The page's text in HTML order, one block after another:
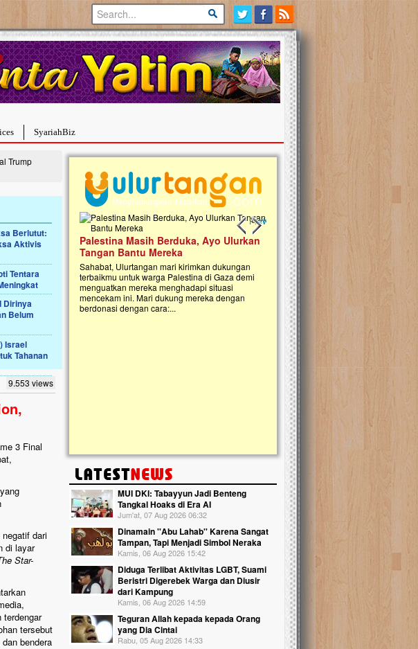
SyariahBiz
Trump
Berlutut:
Aktivis
Tentara
Dirinya
Belum
Israel
Tahanan
9.553 views
3 Final
dari
di layar
Star-
terdengar
tersebut
bendera
Previous slide
Next slide
di
Ayo Bantu.!!
ini sungguh
kini nyaris
rumput liar,
Palestina Masih Berduka, Ayo Ulurkan
Tangan Bantu Mereka
Sahabat, Ulurtangan mari kirimkan dukungan
terbaikmu untuk warga Palestina di Gaza demi
menguatkan mereka menghadapi situasi
mencekam ini. Mari dukung mereka dengan
berdonasi dengan cara:...
Open Donasi Wakaf
Rumah Qur'an & TK Islam
Najjah di Jonggol
Saat ini, Ulurtangan bersama Yayasan
Najjahtul Islam Jonggol sedang merintis
pembangunan Rumah Qur’an dan
kanak Islam Terpadu (TKIT) An Najjah
Gedung Majelis Taklim di Jonggol,...
MUI DKI: Tabayyun Jadi Benteng
Tangkal Hoaks di Era AI
Jum'at, 07 Aug 2026 06:32
Dinamain ''Abu Lahab'' Karena Sangat
Tampan, Tapi Menjadi Simbol Neraka
Kamis, 06 Aug 2026 15:42
Diduga Terlibat Aktivitas LGBT, Suami
Beristri Digerebek Warga dan Diusir
dari Kampung
Kamis, 06 Aug 2026 14:59
Teguran Allah kepada kepada Orang
yang Dia Cintai
Rabu, 05 Aug 2026 14:33